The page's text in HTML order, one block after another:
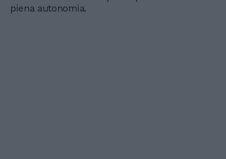
piena autonomia.